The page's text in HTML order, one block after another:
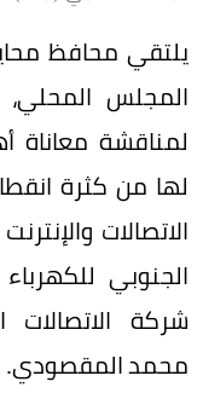
يلتقي محافظ
المجلس المحلي،
لمناقشة معاناة
لها من كثرة
الاتصالات
الجنوبي
شركة
محمد المقصودي.